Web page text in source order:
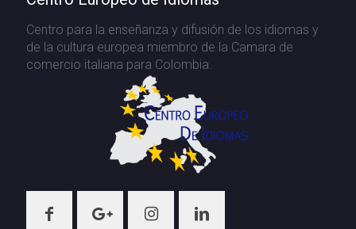
Centro para la enseñanza y difusión de los idiomas y
de la cultura europea miembro de la Camara de
comercio italiana para Colombia.